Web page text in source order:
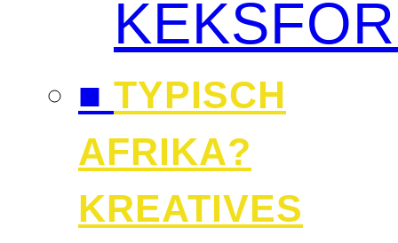
■ TYPISCH
AFRIKA?
KREATIVES